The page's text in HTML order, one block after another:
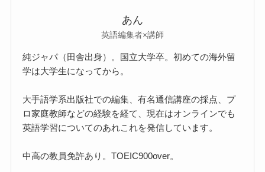
あん
英語編集者×講師
純ジャパ（田舎出身）。国立大学卒。初めての海外留
学は大学生になってから。
大手語学系出版社での編集、有名通信講座の採点、プ
ロ家庭教師などの経験を経て、現在はオンラインでも
英語学習についてのあれこれを発信しています。
中高の教員免許あり。TOEIC900over。